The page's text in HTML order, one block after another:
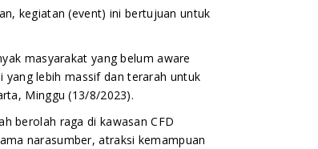
kegiatan (event) ini bertujuan untuk
masyarakat yang belum aware
yang lebih massif dan terarah untuk
Minggu (13/8/2023).
berolah raga di kawasan CFD
narasumber, atraksi kemampuan